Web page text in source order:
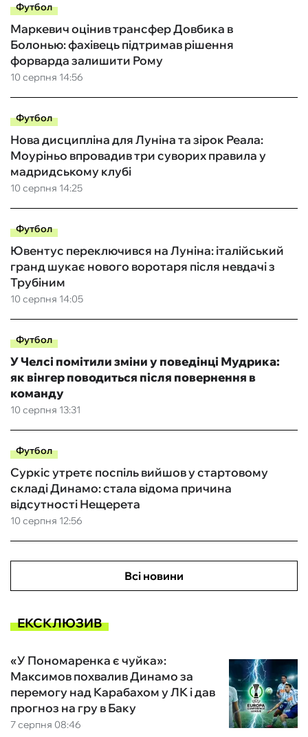
Футбол
10 серпня 14:56
Маркевич оцінив трансфер Довбика в
Болонью: фахівець підтримав рішення
форварда залишити Рому
Футбол
10 серпня 14:25
Нова дисципліна для Луніна та зірок Реала:
Моуріньо впровадив три суворих правила у
мадридському клубі
Футбол
10 серпня 14:05
Ювентус переключився на Луніна: італійський
гранд шукає нового воротаря після невдачі з
Трубіним
Футбол
10 серпня 13:31
У Челсі помітили зміни у поведінці Мудрика:
як вінгер поводиться після повернення в
команду
Футбол
10 серпня 12:56
Суркіс утретє поспіль вийшов у стартовому
складі Динамо: стала відома причина
відсутності Нещерета
Всі новини
ЕКСКЛЮЗИВ
7 серпня 08:46
«У Пономаренка є чуйка»:
Максимов похвалив Динамо за
перемогу над Карабахом у ЛК і дав
прогноз на гру в Баку